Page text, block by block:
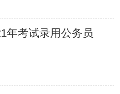
年考试录用公务员